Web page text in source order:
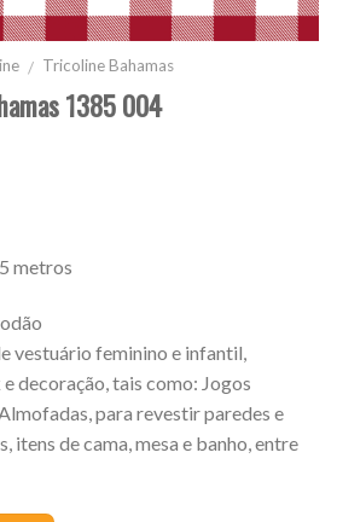
/ Tricoline Bahamas
1385 004
metros
vestuário feminino e infantil,
decoração, tais como: Jogos
para revestir paredes e
itens de cama, mesa e banho, entre